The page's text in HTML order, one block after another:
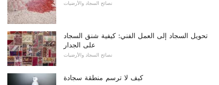
نصائح السجاد والأرضيات
تحويل السجاد إلى العمل الفني: كيفية شنق السجاد
على الجدار
نصائح السجاد والأرضيات
كيف لا ترسم منطقة سجادة